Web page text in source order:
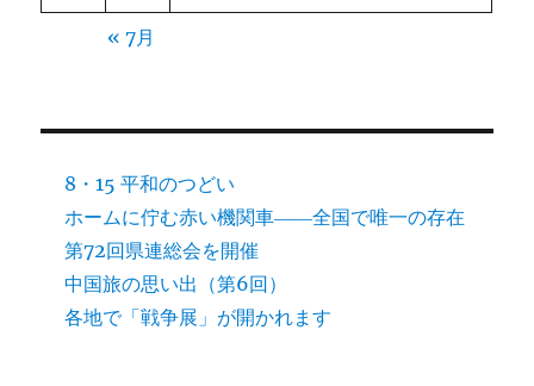
« 7月
8・15 平和のつどい
ホームに佇む赤い機関車――全国で唯一の存在
第72回県連総会を開催
中国旅の思い出（第6回）
各地で「戦争展」が開かれます